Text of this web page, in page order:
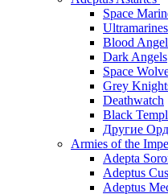
Space
Ultramarines
Blood
Dark Angels
Space
Grey
Deathwatch
Black
Другие
Armies of the
Adepta
Adeptus
Adeptus